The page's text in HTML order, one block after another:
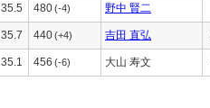
35.5 480(-4) 野中 賢二
35.7 440(+4) 吉田 直弘
35.1 456 (-6) 大山 寿文